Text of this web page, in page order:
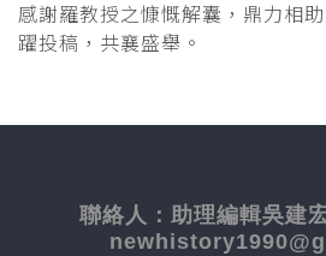
感謝羅教授之慷慨解囊，鼎力相
躍投稿，共襄盛舉。
聯絡人： 助理編輯吳